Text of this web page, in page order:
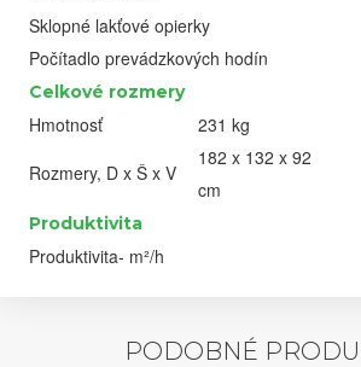
Sklopné lakťové opierky
Počítadlo prevádzkových hodín
Celkové rozmery
Hmotnosť
231 kg
Rozmery, D x Š x V
182 x 132 x 92
cm
Produktivita
Produktivita- m²/h
PODOBNÉ